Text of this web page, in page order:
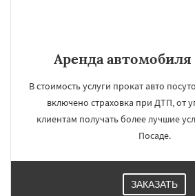
Аренда автомобиля
В стоимость услуги прокат авто
включено страховка при ДТП, от
клиентам получать более лучшие
Посаде.
ЗАКАЗАТЬ